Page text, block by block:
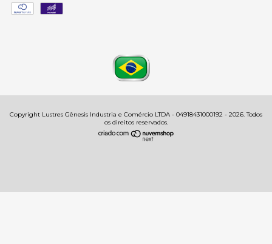
Copyright Lustres Gênesis Industria e Comércio LTDA - 04918431000192 - 2026. Todos
os direitos reservados.